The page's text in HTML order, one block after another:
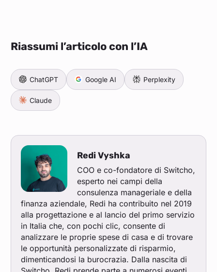
Riassumi l’articolo con l’IA
ChatGPT Google AI Perplexity
Claude
Redi Vyshka
COO e co-fondatore di Switcho,
esperto nei campi della
consulenza manageriale e della
finanza aziendale, Redi ha contribuito nel 2019
alla progettazione e al lancio del primo servizio
in Italia che, con pochi clic, consente di
analizzare le proprie spese di casa e di trovare
le opportunità personalizzate di risparmio,
dimenticandosi la burocrazia. Dalla nascita di